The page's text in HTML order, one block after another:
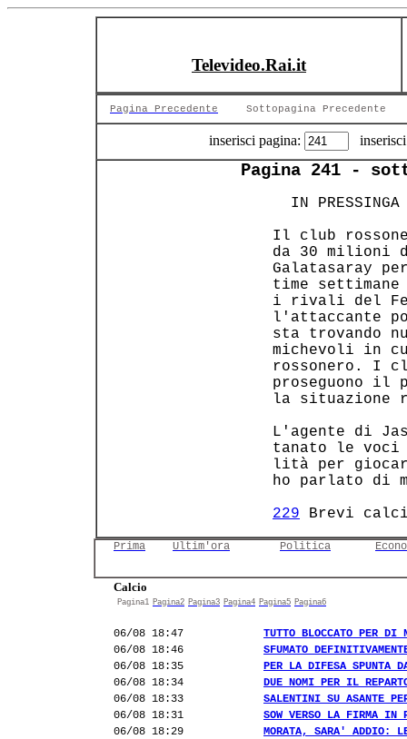
Televideo.Rai.it
Pagina Precedente Sottopagina Precedente
inserisci pagina:
Pagina 241 -
IN
Il club
da 30 milioni
Galatasaray
time
i rivali del
l'attaccante
sta trovando
michevoli in
rossonero. I
proseguono il
la situazione
L'agente di
tanato le voci
lità per
ho
229 Brevi
Prima Ultim'ora Politica
Calcio
Pagina1 Pagina2 Pagina3 Pagina4 Pagina5 Pagina6
06/08 18:47
TUTTO BLOCCATO PER DI
06/08 18:46
SFUMATO
06/08 18:35
PER LA DIFESA SPUNTA
06/08 18:34
DUE NOMI PER IL
06/08 18:33
SALENTINI SU ASANTE
06/08 18:31
SOW VERSO LA FIRMA IN
06/08 18:29
MORATA, SARA' ADDIO: